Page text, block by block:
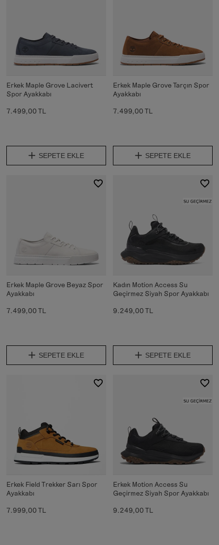
Erkek Maple Grove Lacivert
Spor Ayakkabı
7.499,00 TL
SEPETE EKLE
Erkek Maple Grove Tarçın Spor
Ayakkabı
7.499,00 TL
SEPETE EKLE
Erkek Maple Grove Beyaz Spor
Ayakkabı
7.499,00 TL
SEPETE EKLE
Kadın Motion Access Su
Geçirmez Siyah Spor Ayakkabı
9.249,00 TL
SEPETE EKLE
Erkek Field Trekker Sarı Spor
Ayakkabı
7.999,00 TL
Erkek Motion Access Su
Geçirmez Siyah Spor Ayakkabı
9.249,00 TL